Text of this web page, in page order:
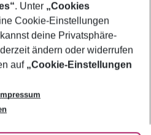
. Unter „Cookies
Cookie-Einstellungen
deine Privatsphäre-
ändern oder widerrufen
auf „Cookie-Einstellungen